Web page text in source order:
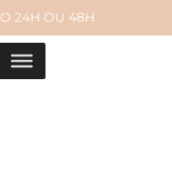
24H OU 48H